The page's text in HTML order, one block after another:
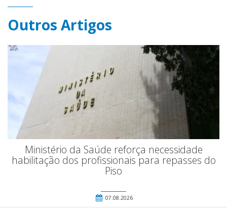
Outros Artigos
Ministério da Saúde reforça necessidade
habilitação dos profissionais para repasses do
Piso
07.08.2026